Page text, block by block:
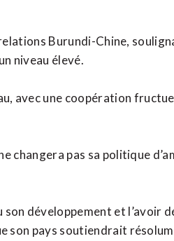
Burundi-Chine,
niveau élevé.
avec une coopération
changera pas sa politique
développement et l’avoir
son pays soutiendrait